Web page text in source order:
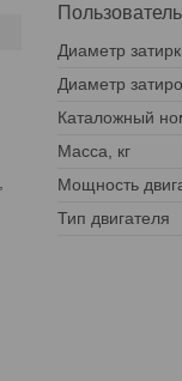
Диаметр
Диаметр
Каталожный
Масса, кг
Мощность
Тип двигателя